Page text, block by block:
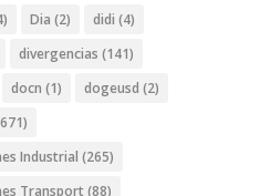
Dia (2) didi (4)
divergencias (141)
docn (1) dogeusd (2)
Industrial (265)
Transport (88)